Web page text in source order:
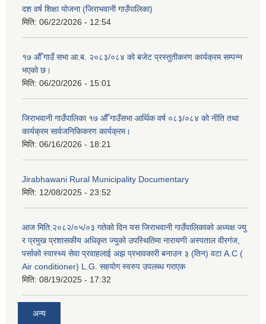
दश वर्ष शिक्षा योजना (जिराभवानी गाउँपालिका)
मिति: 06/22/2026 - 12:54
१७ औँ गाउँ सभा आ.ब. २०८३/०८४ को बजेट प्रस्तुतीकरण कार्यक्रम सम्पन्न
भएको छ।
मिति: 06/20/2026 - 15:01
जिराभवानी गाउँपालिका १७ औँ गाउँसभा आर्थिक वर्ष ०८३/०८४ को नीति तथा
कार्यक्रम सार्वजनिकिकरण कार्यक्रम।
मिति: 06/16/2026 - 18:21
Jirabhawani Rural Municipality Documentary
मिति: 12/08/2025 - 23:52
आज मिति:२०८२/०५/०३ गतेको दिन यस जिराभवानी गाउँपालिकाको अध्यक्ष ज्यु
र प्रमुख प्रशासकीय अधिकृत ज्युको उपस्थितिमा नारायणी अस्पताल वीरगंज,
पर्साको स्वास्थ्य सेवा प्रवाहलाई अझ प्रभावकारी बनाउन ३ (तिन) वटा A.C (
Air conditioner) L.G. सहयाेग स्वरुप उपलब्ध गराएक
मिति: 08/19/2025 - 17:32
अन्य